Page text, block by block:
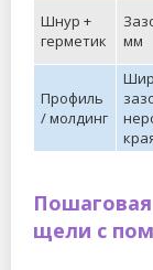
Шнур +
герметик
мм
Профиль
/ молдинг
щели с